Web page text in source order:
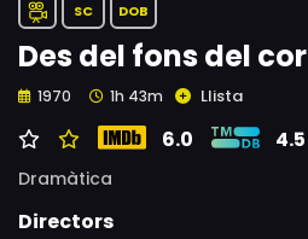
SC DOB
Des del fons del cor
1970 1h 43m Llista
6.0 4.5
Dramàtica
Directors